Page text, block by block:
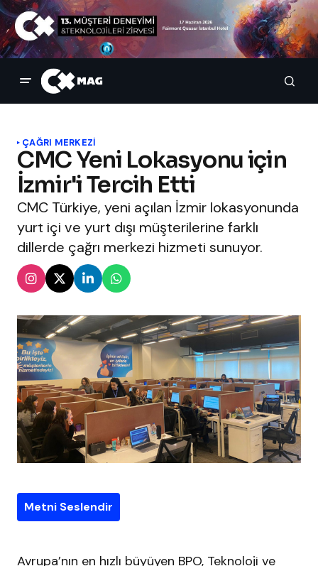
ÇAĞRI MERKEZI
CMC Yeni Lokasyonu için
İzmir'i Tercih Etti
CMC Türkiye, yeni açılan İzmir lokasyonunda
yurt içi ve yurt dışı müşterilerine farklı
dillerde çağrı merkezi hizmeti sunuyor.
Metni Seslendir
Avrupa’nın en hızlı büyüyen BPO, Teknoloji ve